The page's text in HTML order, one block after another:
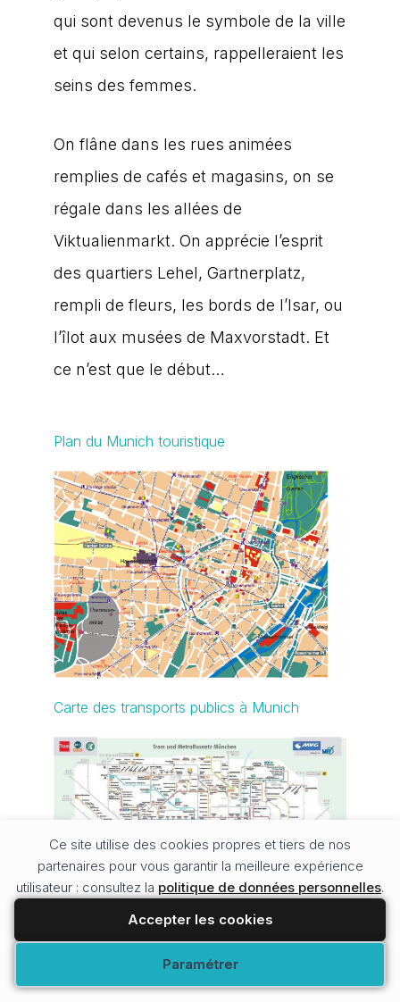
Ce site utilise des cookies propres et tiers de nos
partenaires pour vous garantir la meilleure expérience
utilisateur : consultez la politique de données personnelles.
Accepter les cookies
Paramétrer
Modifier vos préférences
qui sont devenus le symbole de la ville
et qui selon certains, rappelleraient les
seins des femmes.
On flâne dans les rues animées
remplies de cafés et magasins, on se
régale dans les allées de
Viktualienmarkt. On apprécie l’esprit
des quartiers Lehel, Gartnerplatz,
rempli de fleurs, les bords de l’Isar, ou
l’îlot aux musées de Maxvorstadt. Et
ce n’est que le début…
Plan du Munich touristique
Carte des transports publics à Munich
Cliquez sur le plan des transports en commun de